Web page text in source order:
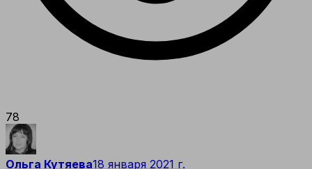
78
Ольга Кутяева18 января 2021 г.